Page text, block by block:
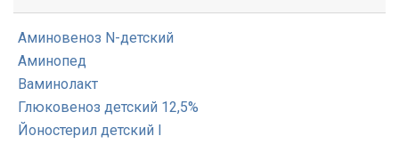
Аминовеноз N-детский
Аминопед
Ваминолакт
Глюковеноз детский 12,5%
Йоностерил детский I